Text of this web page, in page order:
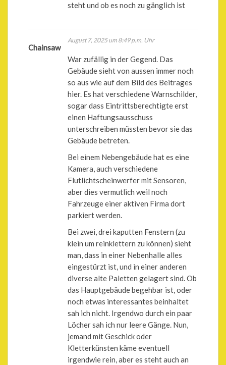
steht und ob es noch zu gänglich ist
Chainsaw
August 7, 2025 um 8:49 p.m. Uhr
War zufällig in der Gegend. Das
Gebäude sieht von aussen immer noch
so aus wie auf dem Bild des Beitrages
hier. Es hat verschiedene Warnschilder,
sogar dass Eintrittsberechtigte erst
einen Haftungsausschuss
unterschreiben müssten bevor sie das
Gebäude betreten.
Bei einem Nebengebäude hat es eine
Kamera, auch verschiedene
Flutlichtscheinwerfer mit Sensoren,
aber dies vermutlich weil noch
Fahrzeuge einer aktiven Firma dort
parkiert werden.
Bei zwei, drei kaputten Fenstern (zu
klein um reinklettern zu können) sieht
man, dass in einer Nebenhalle alles
eingestürzt ist, und in einer anderen
diverse alte Paletten gelagert sind. Ob
das Hauptgebäude begehbar ist, oder
noch etwas interessantes beinhaltet
sah ich nicht. Irgendwo durch ein paar
Löcher sah ich nur leere Gänge. Nun,
jemand mit Geschick oder
Kletterkünsten käme eventuell
irgendwie rein, aber es steht auch an